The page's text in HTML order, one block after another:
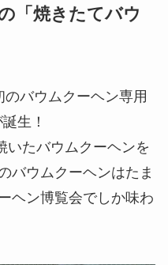
「焼きたてバウ
バウムクーヘン専用
生！
いたバウムクーヘンを
バウムクーヘンはたま
ヘン博覧会でしか味わ